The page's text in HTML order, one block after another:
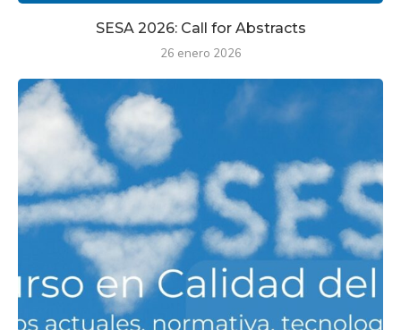
SESA 2026: Call for Abstracts
26 enero 2026